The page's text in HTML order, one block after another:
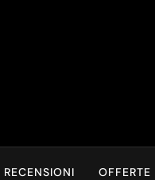
RECENSIONI OFFERTE